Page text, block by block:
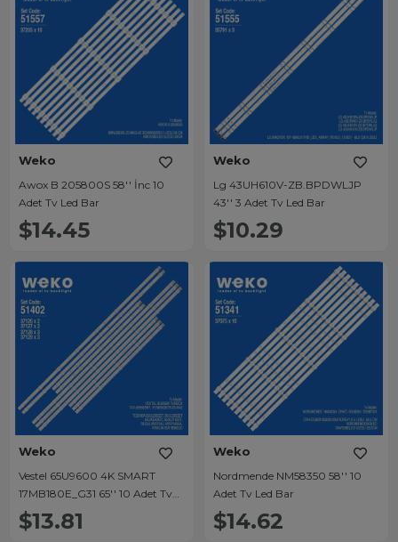
Weko
Awox B 205800S 58'' İnc 10
Adet Tv Led Bar
$14.45
Weko
Lg 43UH610V-ZB.BPDWLJP
43'' 3 Adet Tv Led Bar
$10.29
Weko
Vestel 65U9600 4K SMART
17MB180E_G31 65'' 10 Adet Tv
Led Bar
$13.81
Weko
Nordmende NM58350 58'' 10
Adet Tv Led Bar
$14.62